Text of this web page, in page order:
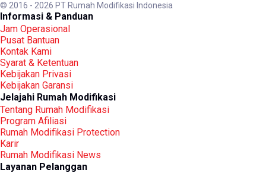
© 2016 - 2026 PT Rumah Modifikasi Indonesia
Informasi & Panduan
Jam Operasional
Pusat Bantuan
Kontak Kami
Syarat & Ketentuan
Kebijakan Privasi
Kebijakan Garansi
Jelajahi Rumah Modifikasi
Tentang Rumah Modifikasi
Program Afiliasi
Rumah Modifikasi Protection
Karir
Rumah Modifikasi News
Layanan Pelanggan